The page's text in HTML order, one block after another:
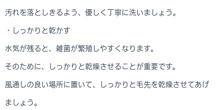
汚れを落としきるよう、優しく丁寧に洗いましょう。
・しっかりと乾かす
水気が残ると、雑菌が繁殖しやすくなります。
そのために、しっかりと乾燥させることが重要です。
風通しの良い場所に置いて、しっかりと毛先を乾燥させてあげ
ましょう。